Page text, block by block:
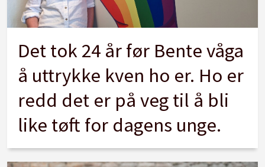
Det tok 24 år før Bente våga
å uttrykke kven ho er. Ho er
redd det er på veg til å bli
like tøft for dagens unge.